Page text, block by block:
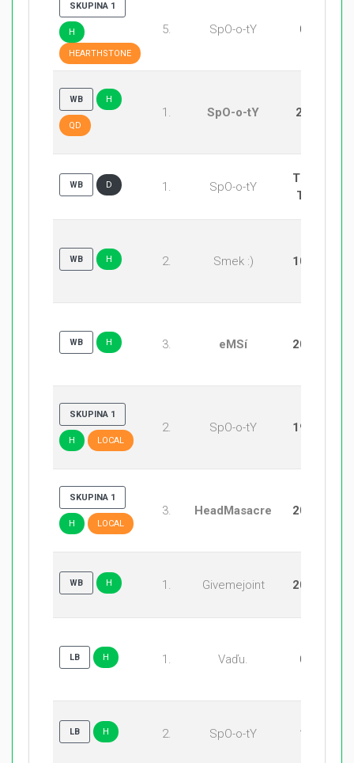
SKUPINA 1
H
HEARTHSTONE
5. SpO-o-tY 0:2
WB H
QD
1. SpO-o-tY 20:5
WB D 1. SpO-o-tY
TBD -
TBD
WB H 2. Smek :) 10:20
WB H 3. eMSí 20:10
SKUPINA 1
H LOCAL
2. SpO-o-tY 19:20
SKUPINA 1
H LOCAL
3. HeadMasacre 20:18
WB H 1. Givemejoint 20:19
LB H 1. Vaďu. 0:1
LB H 2. SpO-o-tY 1:0